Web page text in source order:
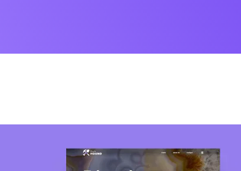
Kuliner